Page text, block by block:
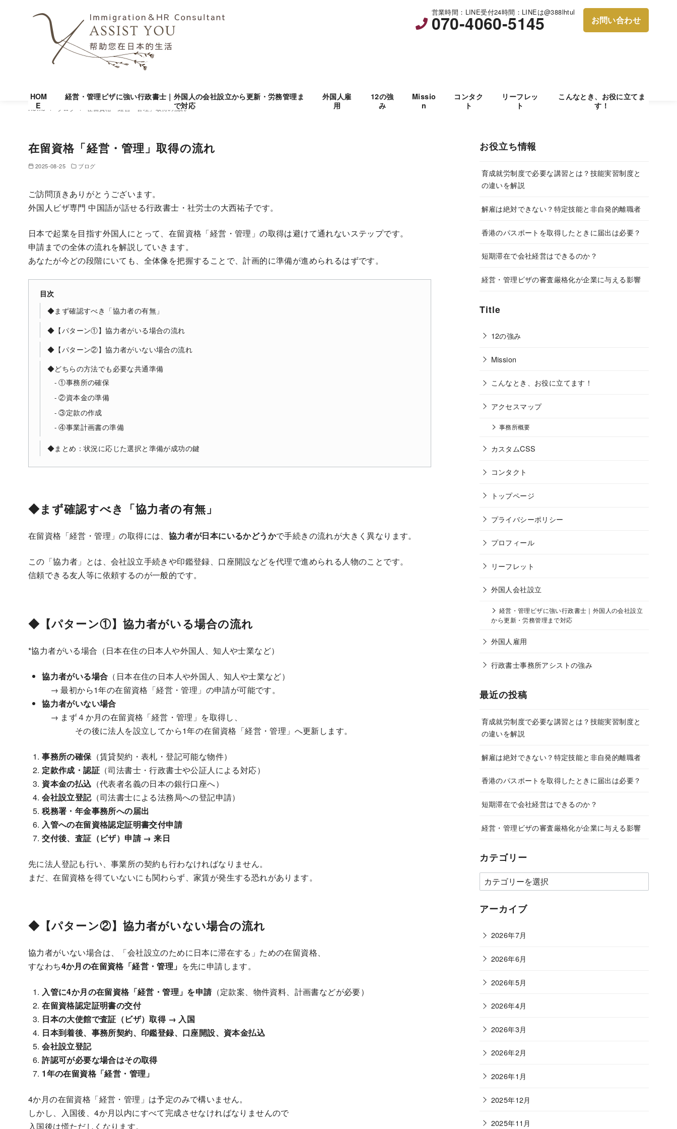
営業時間：LINE受付24時間：LINEは@388lhtul
070-4060-5145 お問い合わせ
HOM
E
経営・管理ビザに強い行政書士｜外国人の会社設立から更新・労務管理ま
で対応
外国人雇
用
12の強
み
Missio
n
コンタク
ト
リーフレッ
ト
こんなとき、お役に立てま
す！
Home ブログ 在留資格「経営・管理」取得の流れ
在留資格「経営・管理」取得の流れ
2025-08-25 ブログ
ご訪問頂きありがとうございます。
外国人ビザ専門 中国語が話せる行政書士・社労士の大西祐子です。
日本で起業を目指す外国人にとって、在留資格「経営・管理」の取得は避けて通れないステップです。
申請までの全体の流れを解説していきます。
あなたが今どの段階にいても、全体像を把握することで、計画的に準備が進められるはずです。
目次
◆まず確認すべき「協力者の有無」
◆【パターン①】協力者がいる場合の流れ
◆【パターン②】協力者がいない場合の流れ
◆どちらの方法でも必要な共通準備
①事務所の確保
②資本金の準備
③定款の作成
④事業計画書の準備
◆まとめ：状況に応じた選択と準備が成功の鍵
◆まず確認すべき「協力者の有無」
在留資格「経営・管理」の取得には、 協力者が日本にいるかどうかで手続きの流れが大きく異なります。
この「協力者」とは、会社設立手続きや印鑑登録、口座開設などを代理で進められる人物のことです。
信頼できる友人等に依頼するのが一般的です。
◆【パターン①】協力者がいる場合の流れ
*協力者がいる場合（日本在住の日本人や外国人、知人や士業など）
協力者がいる場合 （日本在住の日本人や外国人、知人や士業など）
→ 最初から1年の在留資格「経営・管理」の申請が可能です。
協力者がいない場合
→ まず４か月の在留資格「経営・管理」を取得し、
その後に法人を設立してから1年の在留資格「経営・管理」へ更新します。
事務所の確保（賃貸契約・表札・登記可能な物件）
定款作成・認証 （司法書士・行政書士や公証人による対応）
資本金の払込 （代表者名義の日本の銀行口座へ）
会社設立登記（司法書士による法務局への登記申請）
税務署・年金事務所への届出
入管への在留資格認定証明書交付申請
交付後、査証（ビザ）申請 → 来日
先に法人登記も行い、事業所の契約も行わなければなりません。
まだ、在留資格を得ていないにも関わらず、家賃が発生する恐れがあります。
◆【パターン②】協力者がいない場合の流れ
協力者がいない場合は、「会社設立のために日本に滞在する」ための在留資格、
すなわち4か月の在留資格「経営・管理」 を先に申請します。
入管に4か月の在留資格「経営・管理」を申請（定款案、物件資料、計画書などが必要）
在留資格認定証明書の交付
日本の大使館で査証（ビザ）取得 → 入国
日本到着後、事務所契約、印鑑登録、口座開設、資本金払込
会社設立登記
許認可が必要な場合はその取得
1年の在留資格「経営・管理」
4か月の在留資格「経営・管理」は予定のみで構いません。
しかし、入国後、4か月以内にすべて完成させなければなりませんので
入国後は慌ただしくなります。
お役立ち情報
育成就労制度で必要な講習とは？技能実習制度と
の違いを解説
解雇は絶対できない？特定技能と非自発的離職者
香港のパスポートを取得したときに届出は必要？
短期滞在で会社経営はできるのか？
経営・管理ビザの審査厳格化が企業に与える影響
Title
12の強み
Mission
こんなとき、お役に立てます！
アクセスマップ
事務所概要
カスタムCSS
コンタクト
トップページ
プライバシーポリシー
プロフィール
リーフレット
外国人会社設立
経営・管理ビザに強い行政書士｜外国人の会社設立
から更新・労務管理まで対応
外国人雇用
行政書士事務所アシストの強み
最近の投稿
育成就労制度で必要な講習とは？技能実習制度と
の違いを解説
解雇は絶対できない？特定技能と非自発的離職者
香港のパスポートを取得したときに届出は必要？
短期滞在で会社経営はできるのか？
経営・管理ビザの審査厳格化が企業に与える影響
カテゴリー
カ
テ
ゴ
ー
アーカイブ
2026年7月
2026年6月
2026年5月
2026年4月
2026年3月
2026年2月
2026年1月
2025年12月
2025年11月